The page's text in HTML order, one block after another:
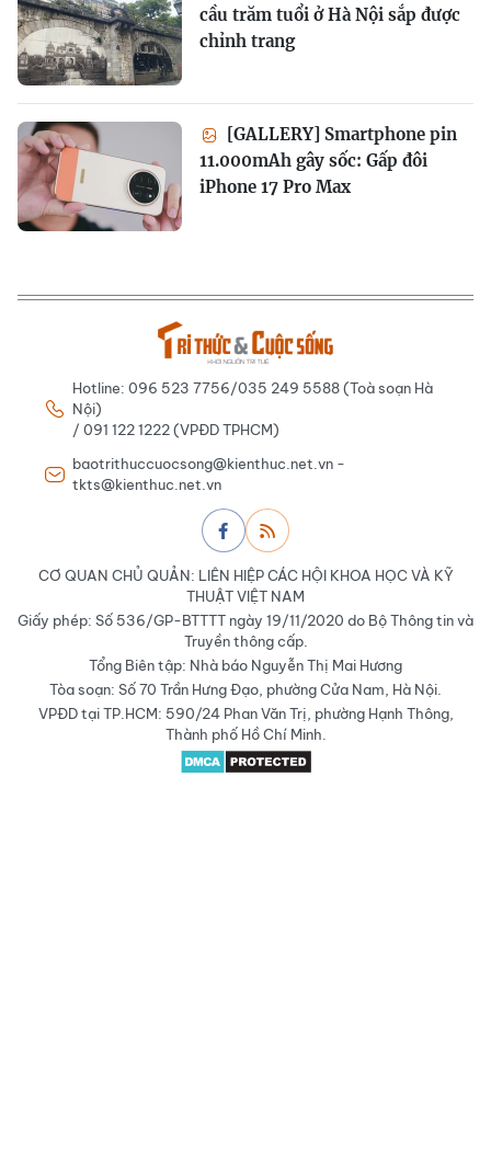
cầu trăm tuổi ở Hà Nội sắp được
chỉnh trang
[GALLERY] Smartphone pin
11.000mAh gây sốc: Gấp đôi
iPhone 17 Pro Max
Hotline: 096 523 7756/035 249 5588 (Toà soạn Hà
Nội)
/ 091 122 1222 (VPĐD TPHCM)
baotrithuccuocsong@kienthuc.net.vn -
tkts@kienthuc.net.vn
CƠ QUAN CHỦ QUẢN: LIÊN HIỆP CÁC HỘI KHOA HỌC VÀ KỸ
THUẬT VIỆT NAM
Giấy phép: Số 536/GP-BTTTT ngày 19/11/2020 do Bộ Thông tin và
Truyền thông cấp.
Tổng Biên tập: Nhà báo Nguyễn Thị Mai Hương
Tòa soạn: Số 70 Trần Hưng Đạo, phường Cửa Nam, Hà Nội.
VPĐD tại TP.HCM: 590/24 Phan Văn Trị, phường Hạnh Thông,
Thành phố Hồ Chí Minh.